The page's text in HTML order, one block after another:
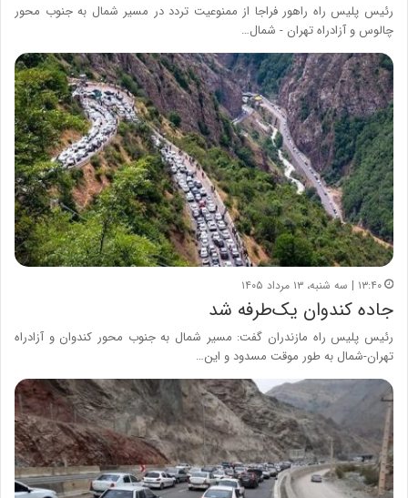
رئیس پلیس راه راهور فراجا از ممنوعیت تردد در مسیر شمال به جنوب محور
چالوس و آزادراه تهران - شمال…
۱۳:۴۰ | سه شنبه، ۱۳ مرداد ۱۴۰۵
جاده کندوان یک‌طرفه شد
رئیس پلیس راه مازندران گفت: مسیر شمال به جنوب محور کندوان و آزادراه
تهران-شمال به طور موقت مسدود و این…